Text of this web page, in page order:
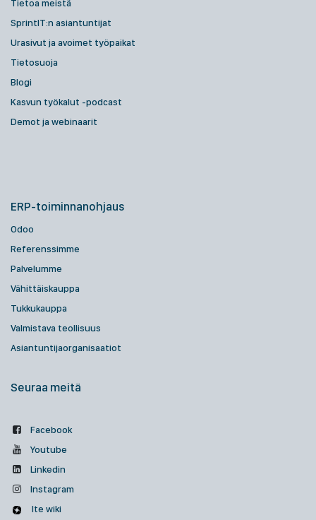
Tietoa meistä
SprintIT:n asiantuntijat
Urasivut ja avoimet työpaikat
Tietosuoja
Blogi
Kasvun työkalut -podcast
Demot ja webinaarit
ERP-toiminnanohjaus
Odoo
Referenssimme
Palvelumme
Vähittäiskauppa
Tukkukauppa
Valmistava teollisuus
Asiantuntijaorganisaatiot
Seuraa meitä
Facebook
Youtube
Linkedin
Instagram
Ite wiki